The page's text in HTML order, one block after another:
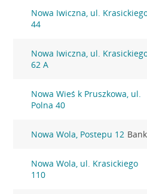
Nowa Iwiczna, ul.
44
Nowa Iwiczna, ul.
62 A
Nowa Wieś k Pruszkowa, ul.
Polna 40
Nowa Wola, Postepu 12
Nowa Wola, ul. Krasickiego
110